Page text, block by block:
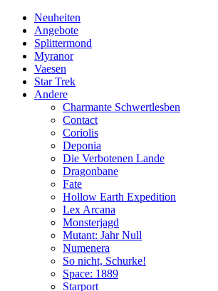
Neuheiten
Angebote
Splittermond
Myranor
Vaesen
Star Trek
Andere
Charmante Schwertlesben
Contact
Coriolis
Deponia
Die Verbotenen Lande
Dragonbane
Fate
Hollow Earth Expedition
Lex Arcana
Monsterjagd
Mutant: Jahr Null
Numenera
So nicht, Schurke!
Space: 1889
Starport